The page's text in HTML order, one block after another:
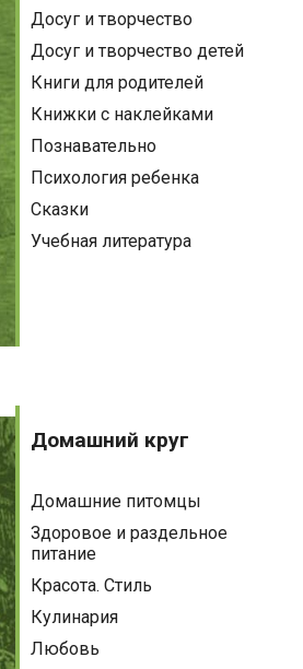
Досуг и творчество
Досуг и творчество детей
Книги для родителей
Книжки с наклейками
Познавательно
Психология ребенка
Сказки
Учебная литература
Домашний круг
Домашние питомцы
Здоровое и раздельное
питание
Красота. Стиль
Кулинария
Любовь